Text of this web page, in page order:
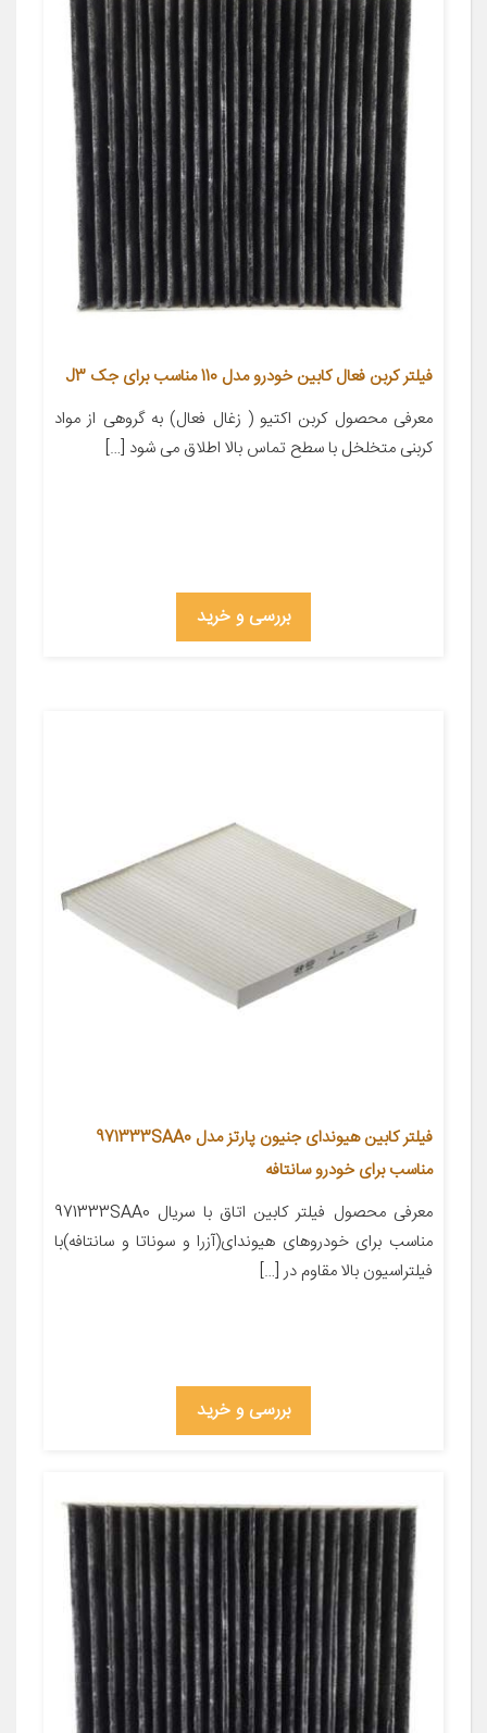
فیلتر کربن فعال کابین خودرو مدل 110 مناسب برای جک J3
معرفی محصول کربن اکتیو ( زغال فعال) به گروهی از مواد
کربنی متخلخل با سطح تماس بالا اطلاق می شود […]
بررسی و خرید
فیلتر کابین هیوندای جنیون پارتز مدل 971333SAA0
مناسب برای خودرو سانتافه
معرفی محصول فیلتر کابین اتاق با سریال 971333SAA0
مناسب برای خودروهای هیوندای(آزرا و سوناتا و سانتافه)با
فیلتراسیون بالا مقاوم در […]
بررسی و خرید